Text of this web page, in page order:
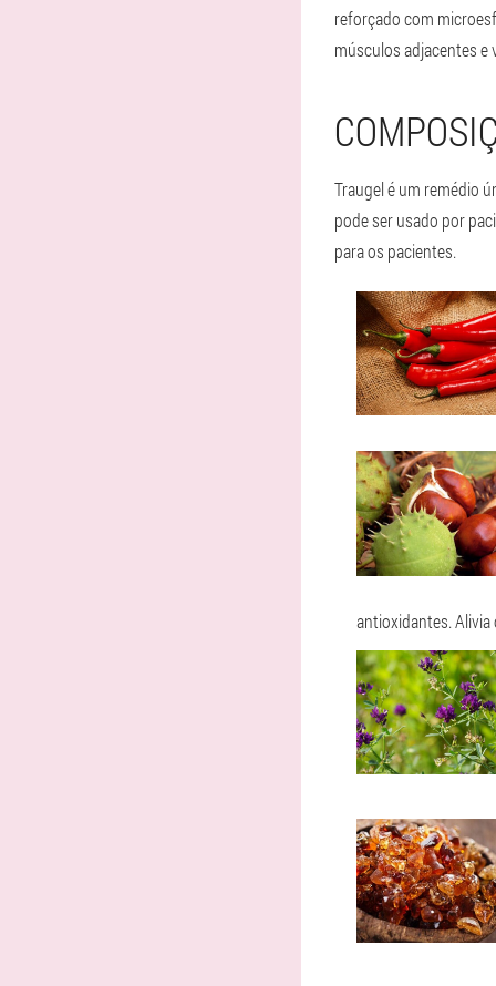
reforçado com
músculos adjacentes e
Traugel é um remédio
pode ser usado por
para os pacientes.
antioxidantes. Alivia